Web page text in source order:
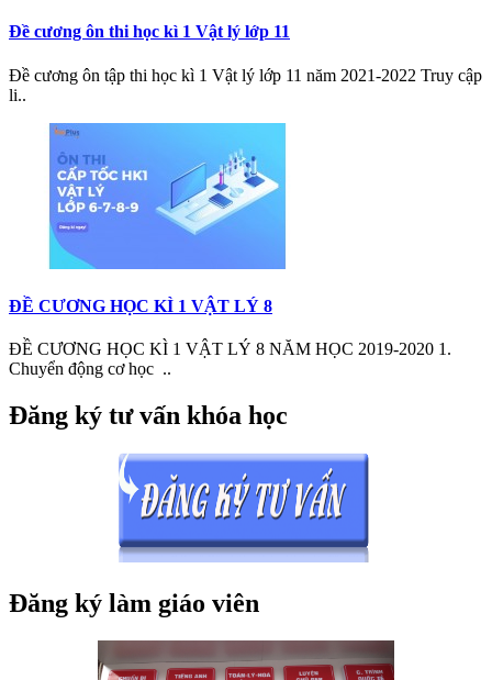
Đề cương ôn thi học kì 1 Vật lý lớp 11
Đề cương ôn tập thi học kì 1 Vật lý lớp 11 năm 2021-2022 Truy cập
li..
ĐỀ CƯƠNG HỌC KÌ 1 VẬT LÝ 8
ĐỀ CƯƠNG HỌC KÌ 1 VẬT LÝ 8 NĂM HỌC 2019-2020 1.
Chuyển động cơ học ..
Đăng ký tư vấn khóa học
Đăng ký làm giáo viên